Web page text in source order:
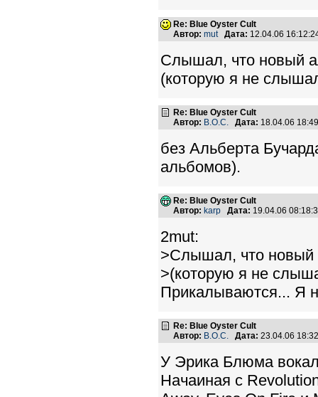
Re: Blue Oyster Cult
Автор: mut Дата: 12.04.06
Слышал, что новый
(которую я не
Re: Blue Oyster Cult
Автор: B.O.C. Дата: 18.04.06
без Альберта
альбомов).
Re: Blue Oyster Cult
Автор: karp Дата: 19.04.06
2mut:
>Слышал, что новый
>(которую я не
Прикалываются... Я
Re: Blue Oyster Cult
Автор: B.O.C. Дата: 23.04.06
У Эрика Блюма
Начаиная с